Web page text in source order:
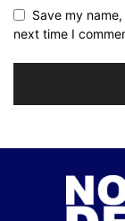
Save my
next time I